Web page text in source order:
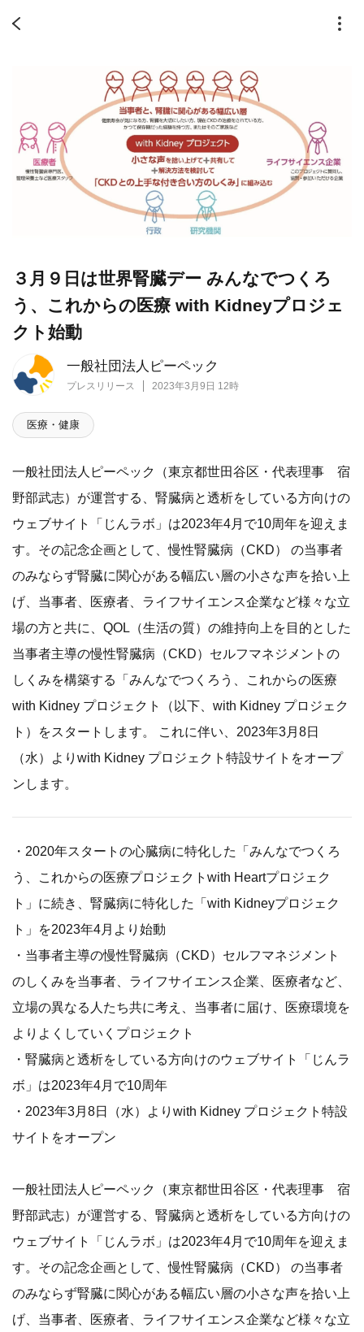
一般社団法人ピーペック
プレスリリース 2023年3月9日 12時
３月９日は世界腎臓デー みんなでつくろ
う、これからの医療 with Kidneyプロジェ
クト始動
医療・健康
一般社団法人ピーペック（東京都世田谷区・代表理事 宿
野部武志）が運営する、腎臓病と透析をしている方向けの
ウェブサイト「じんラボ」は2023年4月で10周年を迎えま
す。その記念企画として、慢性腎臓病（CKD） の当事者
のみならず腎臓に関心がある幅広い層の小さな声を拾い上
げ、当事者、医療者、ライフサイエンス企業など様々な立
場の方と共に、QOL（生活の質）の維持向上を目的とした
当事者主導の慢性腎臓病（CKD）セルフマネジメントの
しくみを構築する「みんなでつくろう、これからの医療
with Kidney プロジェクト（以下、with Kidney プロジェク
ト）をスタートします。 これに伴い、2023年3月8日
（水）よりwith Kidney プロジェクト特設サイトをオープ
ンします。
・2020年スタートの心臓病に特化した「みんなでつくろ
う、これからの医療プロジェクトwith Heartプロジェク
ト」に続き、腎臓病に特化した「with Kidneyプロジェク
ト」を2023年4月より始動
・当事者主導の慢性腎臓病（CKD）セルフマネジメント
のしくみを当事者、ライフサイエンス企業、医療者など、
立場の異なる人たち共に考え、当事者に届け、医療環境を
よりよくしていくプロジェクト
・腎臓病と透析をしている方向けのウェブサイト「じんラ
ボ」は2023年4月で10周年
・2023年3月8日（水）よりwith Kidney プロジェクト特設
サイトをオープン
一般社団法人ピーペック（東京都世田谷区・代表理事 宿
野部武志）が運営する、腎臓病と透析をしている方向けの
ウェブサイト「じんラボ」は2023年4月で10周年を迎えま
す。その記念企画として、慢性腎臓病（CKD） の当事者
のみならず腎臓に関心がある幅広い層の小さな声を拾い上
げ、当事者、医療者、ライフサイエンス企業など様々な立